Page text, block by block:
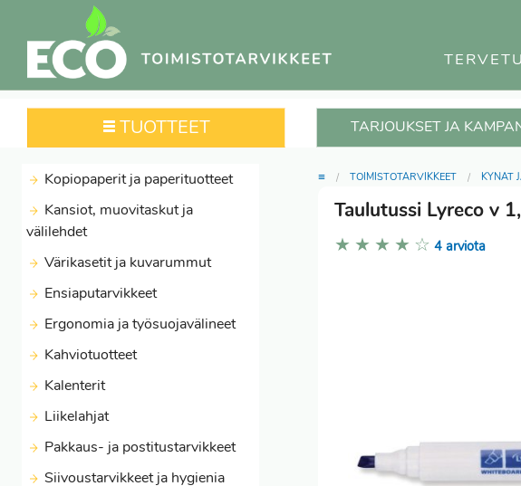
TUOTTEET TARJOUKSET JA
Kopiopaperit ja paperituotteet
Kansiot, muovitaskut ja
välilehdet
Värikasetit ja kuvarummut
Ensiaputarvikkeet
Ergonomia ja työsuojavälineet
Kahviotuotteet
Kalenterit
Liikelahjat
Pakkaus- ja postitustarvikkeet
Siivoustarvikkeet ja hygienia
≡ TOIMISTOTARVIKKEET KYNÄT
Taulutussi Lyreco v
★ ★ ★ ★ ☆ 4 arviota